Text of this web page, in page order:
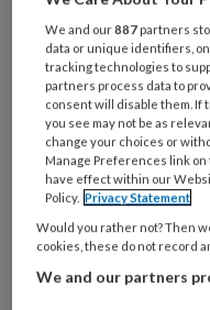
is
je
e-
mailadres?
* *
Kies
je
wachtwoord* *
Kies
je
functie *
Bij
welke
We and our887 partners
data or unique identifiers,
tracking technologies to
partners process data to
consent will disable them. If
you see may not be as
change your choices or
Manage Preferences link on
have effect within our
Policy. Privacy Statement
Would you rather not? Then
cookies, these do not record
We and our partners